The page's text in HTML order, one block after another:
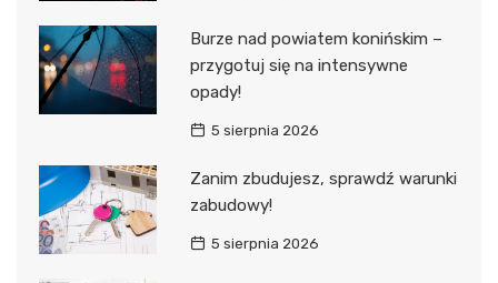
Burze nad powiatem konińskim –
przygotuj się na intensywne
opady!
5 sierpnia 2026
Zanim zbudujesz, sprawdź warunki
zabudowy!
5 sierpnia 2026